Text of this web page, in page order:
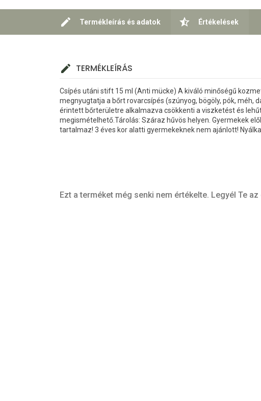
Termékleírás és adatok Értékelések
TERMÉKLEÍRÁS
Csípés utáni stift 15 ml (Anti mücke) A kiváló minőségű
megnyugtatja a bőrt rovarcsípés (szúnyog, bögöly, pók, méh,
érintett bőrterületre alkalmazva csökkenti a viszketést és
megismételhető.Tárolás: Száraz hűvös helyen. Gyermekek
tartalmaz! 3 éves kor alatti gyermekeknek nem ajánlott!
Ezt a terméket még senki nem értékelte. Legyél Te az